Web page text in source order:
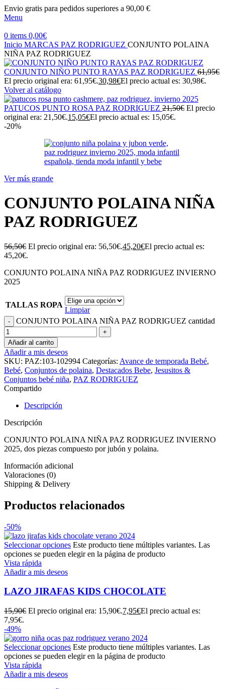
Envio gratis para pedidos superiores a 90,00 €
Menu
0 items 0,00€
Inicio MARCAS PAZ RODRIGUEZ CONJUNTO POLAINA
NIÑA PAZ RODRIGUEZ
CONJUNTO NIÑO PUNTO RAYAS PAZ RODRIGUEZ 61,95€
El precio original era: 61,95€.30,98€El precio actual es: 30,98€.
Volver al catálogo
PATUCOS PUNTO ROSA PAZ RODRIGUEZ 21,50€ El precio
original era: 21,50€.15,05€El precio actual es: 15,05€.
-20%
Ver más grande
CONJUNTO POLAINA NIÑA
PAZ RODRIGUEZ
56,50€ El precio original era: 56,50€.45,20€El precio actual es:
45,20€.
CONJUNTO POLAINA NIÑA PAZ RODRIGUEZ INVIERNO
2025
TALLAS ROPA
Limpiar
CONJUNTO POLAINA NIÑA PAZ RODRIGUEZ cantidad
Añadir al carrito
Añadir a mis deseos
SKU: PAZ:103-102994 Categorías: Avance de temporada Bebé,
Bebé, Conjuntos de polaina, Destacados Bebe, Jesusitos &
Conjuntos bebé niña, PAZ RODRIGUEZ
Compartido
Descripción
Descripción
CONJUNTO POLAINA NIÑA PAZ RODRIGUEZ INVIERNO
2025, dos piezas compuesto por jubón y polaina.
Información adicional
Valoraciones (0)
Shipping & Delivery
Productos relacionados
-50%
Seleccionar opciones Este producto tiene múltiples variantes. Las
opciones se pueden elegir en la página de producto
Vista rápida
Añadir a mis deseos
LAZO JIRAFAS KIDS CHOCOLATE
15,90€ El precio original era: 15,90€.7,95€El precio actual es:
7,95€.
-49%
Seleccionar opciones Este producto tiene múltiples variantes. Las
opciones se pueden elegir en la página de producto
Vista rápida
Añadir a mis deseos